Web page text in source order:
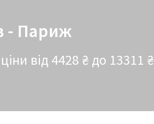
- Париж
від 4428 ₴ до 13311 ₴